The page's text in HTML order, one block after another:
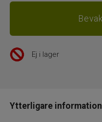
Ej i lager
Ytterligare information